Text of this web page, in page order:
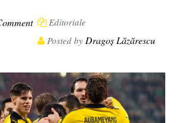
Editoriale
Posted by Dragoș Lăzărescu